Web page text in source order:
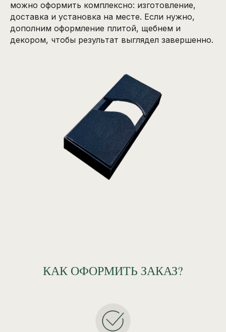
можно оформить комплексно: изготовление,
доставка и установка на месте. Если нужно,
дополним оформление плитой, щебнем и
декором, чтобы результат выглядел завершенно.
КАК ОФОРМИТЬ ЗАКАЗ?